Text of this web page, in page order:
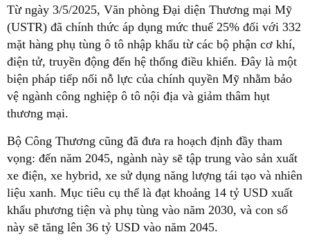
Từ ngày 3/5/2025, Văn phòng Đại diện Thương mại Mỹ
(USTR) đã chính thức áp dụng mức thuế 25% đối với 332
mặt hàng phụ tùng ô tô nhập khẩu từ các bộ phận cơ khí,
điện tử, truyền động đến hệ thống điều khiển. Đây là một
biện pháp tiếp nối nỗ lực của chính quyền Mỹ nhằm bảo
vệ ngành công nghiệp ô tô nội địa và giảm thâm hụt
thương mại.
Bộ Công Thương cũng đã đưa ra hoạch định đầy tham
vọng: đến năm 2045, ngành này sẽ tập trung vào sản xuất
xe điện, xe hybrid, xe sử dụng năng lượng tái tạo và nhiên
liệu xanh. Mục tiêu cụ thể là đạt khoảng 14 tỷ USD xuất
khẩu phương tiện và phụ tùng vào năm 2030, và con số
này sẽ tăng lên 36 tỷ USD vào năm 2045.